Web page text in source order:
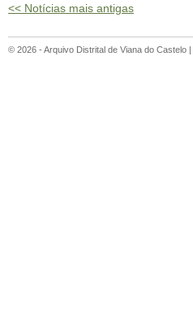
<< Notícias mais antigas
© 2026 - Arquivo Distrital de Viana do Castelo |